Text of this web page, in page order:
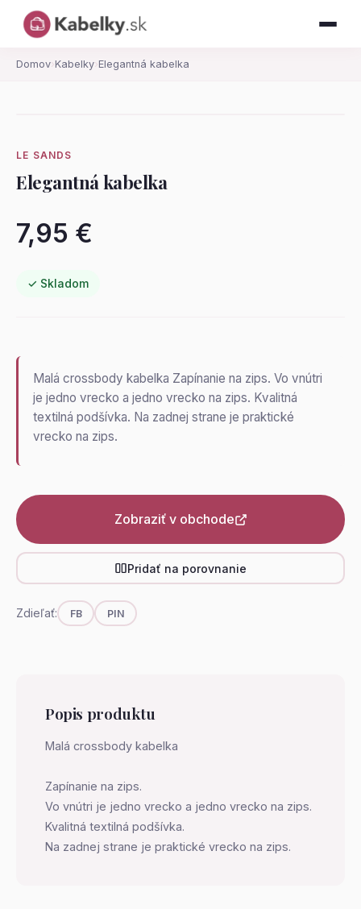
Domov› Kabelky› Elegantná kabelka
LE SANDS
Elegantná kabelka
7,95 €
✓ Skladom
Malá crossbody kabelka Zapínanie na zips. Vo vnútri
je jedno vrecko a jedno vrecko na zips. Kvalitná
textilná podšívka. Na zadnej strane je praktické
vrecko na zips.
Zobraziť v obchode
Pridať na porovnanie
Zdieľať: FB PIN
Popis produktu
Malá crossbody kabelka
Zapínanie na zips.
Vo vnútri je jedno vrecko a jedno vrecko na zips.
Kvalitná textilná podšívka.
Na zadnej strane je praktické vrecko na zips.